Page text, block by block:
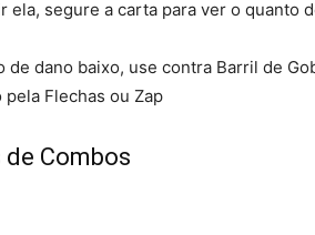
ela, segure a carta para ver o quanto
de dano baixo, use contra Barril de
Flechas ou Zap
Combos